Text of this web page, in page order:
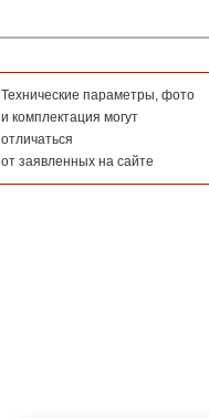
Технические параметры, фото
и комплектация могут
отличаться
от заявленных на сайте